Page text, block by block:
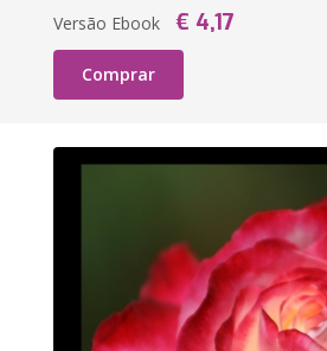
Versão Ebook € 4,17
Comprar